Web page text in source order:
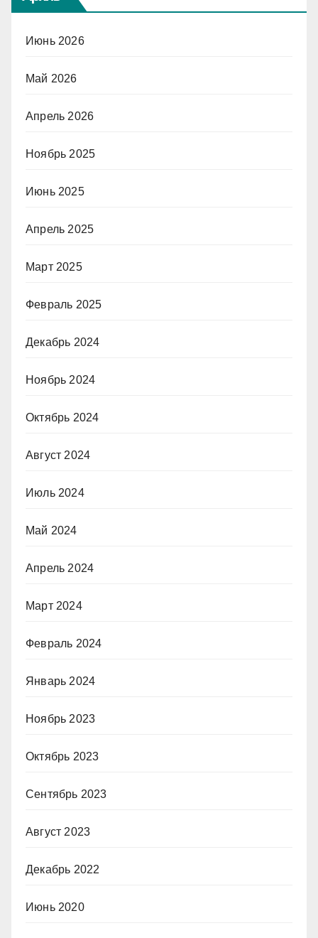
Июнь 2026
Май 2026
Апрель 2026
Ноябрь 2025
Июнь 2025
Апрель 2025
Март 2025
Февраль 2025
Декабрь 2024
Ноябрь 2024
Октябрь 2024
Август 2024
Июль 2024
Май 2024
Апрель 2024
Март 2024
Февраль 2024
Январь 2024
Ноябрь 2023
Октябрь 2023
Сентябрь 2023
Август 2023
Декабрь 2022
Июнь 2020